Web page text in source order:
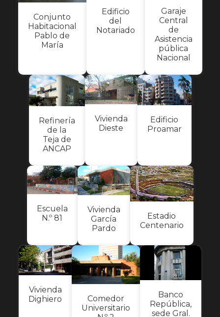
Conjunto
Habitacional
Pablo de
María
Edificio
del
Notariado
Garaje
Central
de
Asistencia
pública
Nacional
Refinería
de la
Teja de
ANCAP
Vivienda
Dieste
Edificio
Proamar
Escuela
N.º 81
Vivienda
García
Pardo
Estadio
Centenario
Vivienda
Dighiero
Comedor
Universitario
Banco
República,
sede Gral.